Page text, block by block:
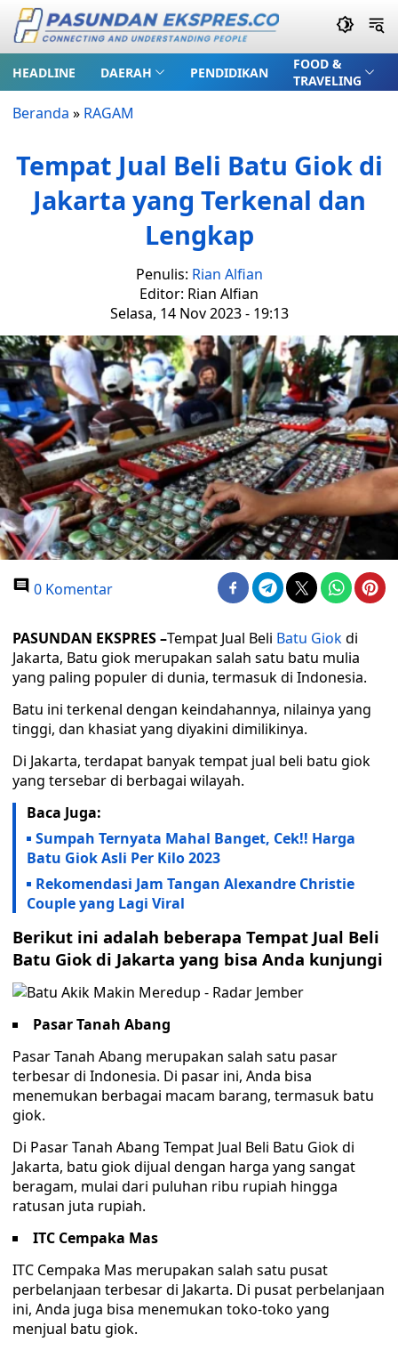
HEADLINE DAERAH PENDIDIKAN
FOOD &
TRAVELING
Beranda » RAGAM
Tempat Jual Beli Batu Giok di
Jakarta yang Terkenal dan
Lengkap
Penulis: Rian Alfian
Editor: Rian Alfian
Selasa, 14 Nov 2023 - 19:13
0 Komentar
PASUNDAN EKSPRES –Tempat Jual Beli Batu Giokdi
Jakarta, Batu giok merupakan salah satu batu mulia
yang paling populer di dunia, termasuk di Indonesia.
Batu ini terkenal dengan keindahannya, nilainya yang
tinggi, dan khasiat yang diyakini dimilikinya.
Di Jakarta, terdapat banyak tempat jual beli batu giok
yang tersebar di berbagai wilayah.
Baca Juga:
Sumpah Ternyata Mahal Banget, Cek!! Harga
Batu Giok Asli Per Kilo 2023
Rekomendasi Jam Tangan Alexandre Christie
Couple yang Lagi Viral
Berikut ini adalah beberapa Tempat Jual Beli
Batu Giok di Jakarta yang bisa Anda kunjungi
Pasar Tanah Abang
Pasar Tanah Abang merupakan salah satu pasar
terbesar di Indonesia. Di pasar ini, Anda bisa
menemukan berbagai macam barang, termasuk batu
giok.
Di Pasar Tanah Abang Tempat Jual Beli Batu Giok di
Jakarta, batu giok dijual dengan harga yang sangat
beragam, mulai dari puluhan ribu rupiah hingga
ratusan juta rupiah.
ITC Cempaka Mas
ITC Cempaka Mas merupakan salah satu pusat
perbelanjaan terbesar di Jakarta. Di pusat perbelanjaan
ini, Anda juga bisa menemukan toko-toko yang
menjual batu giok.